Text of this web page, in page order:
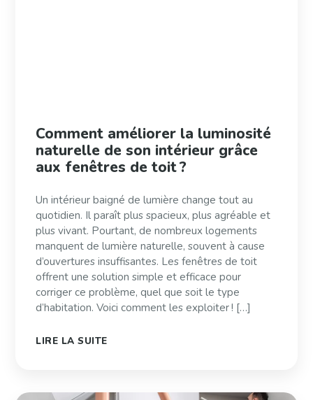
Comment améliorer la luminosité
naturelle de son intérieur grâce
aux fenêtres de toit ?
Un intérieur baigné de lumière change tout au
quotidien. Il paraît plus spacieux, plus agréable et
plus vivant. Pourtant, de nombreux logements
manquent de lumière naturelle, souvent à cause
d’ouvertures insuffisantes. Les fenêtres de toit
offrent une solution simple et efficace pour
corriger ce problème, quel que soit le type
d’habitation. Voici comment les exploiter ! […]
LIRE LA SUITE